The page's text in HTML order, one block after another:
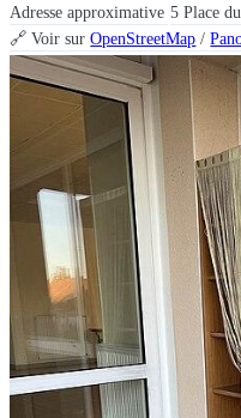
Adresse approximative 5 Place
🔗 Voir surOpenStreetMap /